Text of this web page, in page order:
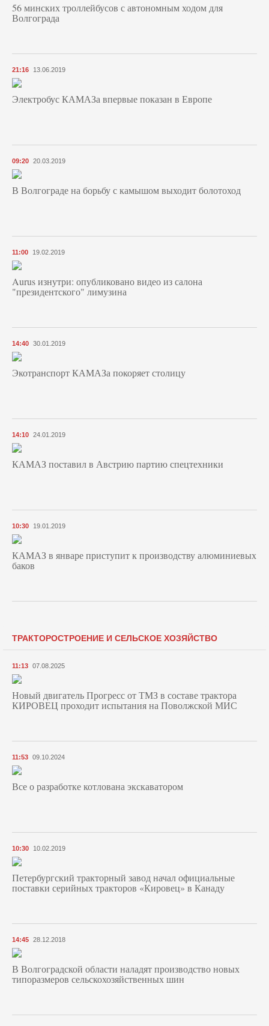
56 минских троллейбусов с автономным ходом для
Волгограда
21:16 13.06.2019
Электробус КАМАЗа впервые показан в Европе
09:20 20.03.2019
В Волгограде на борьбу с камышом выходит болотоход
11:00 19.02.2019
Aurus изнутри: опубликовано видео из салона
"президентского" лимузина
14:40 30.01.2019
Экотранспорт КАМАЗа покоряет столицу
14:10 24.01.2019
КАМАЗ поставил в Австрию партию спецтехники
10:30 19.01.2019
КАМАЗ в январе приступит к производству алюминиевых
баков
ТРАКТОРОСТРОЕНИЕ И СЕЛЬСКОЕ ХОЗЯЙСТВО
11:13 07.08.2025
Новый двигатель Прогресс от ТМЗ в составе трактора
КИРОВЕЦ проходит испытания на Поволжской МИС
11:53 09.10.2024
Все о разработке котлована экскаватором
10:30 10.02.2019
Петербургский тракторный завод начал официальные
поставки серийных тракторов «Кировец» в Канаду
14:45 28.12.2018
В Волгоградской области наладят производство новых
типоразмеров сельскохозяйственных шин